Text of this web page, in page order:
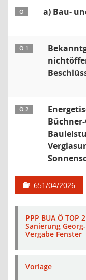
Ö a) Bau-
Ö 1
Ö 2
651/04/2026
PPP BUA Ö TOP
Sanierung
Vergabe Fenster
Vorlage